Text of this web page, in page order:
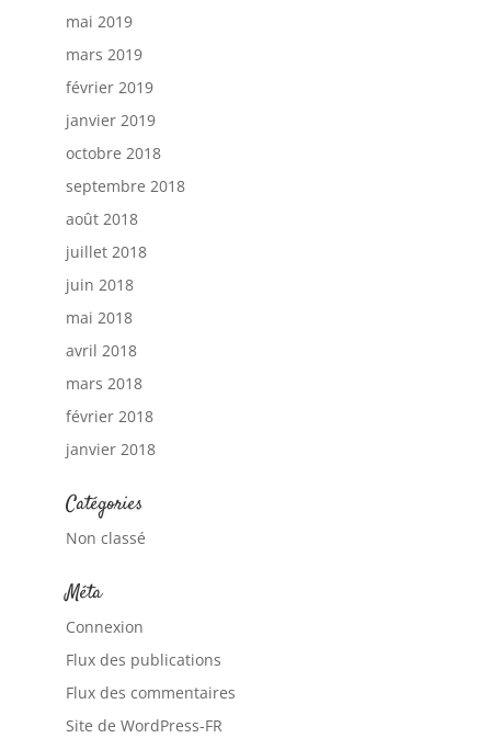
mai 2019
mars 2019
février 2019
janvier 2019
octobre 2018
septembre 2018
août 2018
juillet 2018
juin 2018
mai 2018
avril 2018
mars 2018
février 2018
janvier 2018
Catégories
Non classé
Méta
Connexion
Flux des publications
Flux des commentaires
Site de WordPress-FR